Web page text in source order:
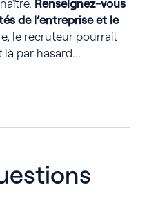
Renseignez-vous
de l’entreprise et le
le recruteur pourrait
là par hasard…